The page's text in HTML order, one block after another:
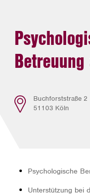
Betreuung
Buchforststraße 2
51103 Köln
Die
Ausnahmesituation.
vollkommen normal.
Psychologische
Unterstützung bei